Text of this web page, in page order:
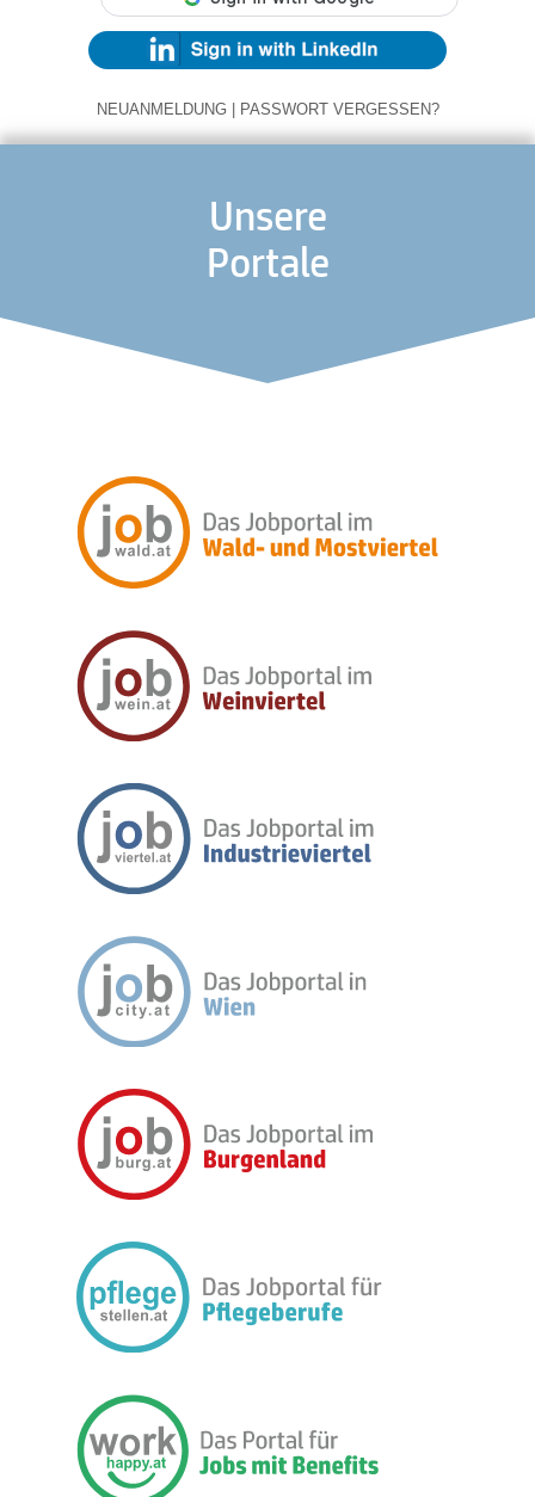
NEUANMELDUNG | PASSWORT VERGESSEN?
Unsere
Portale